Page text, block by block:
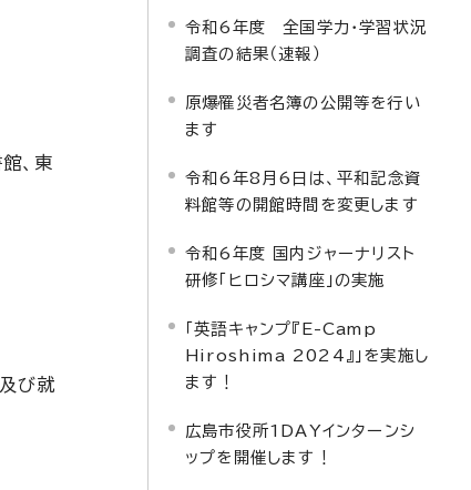
、東
び就
令和6年度 全国学力・学習状況
調査の結果（速報）
原爆罹災者名簿の公開等を行い
ます
令和6年8月6日は、平和記念資
料館等の開館時間を変更します
令和6年度 国内ジャーナリスト
研修「ヒロシマ講座」の実施
「英語キャンプ『E-Camp
Hiroshima 2024』」を実施し
ます！
広島市役所1DAYインターンシ
ップを開催します！